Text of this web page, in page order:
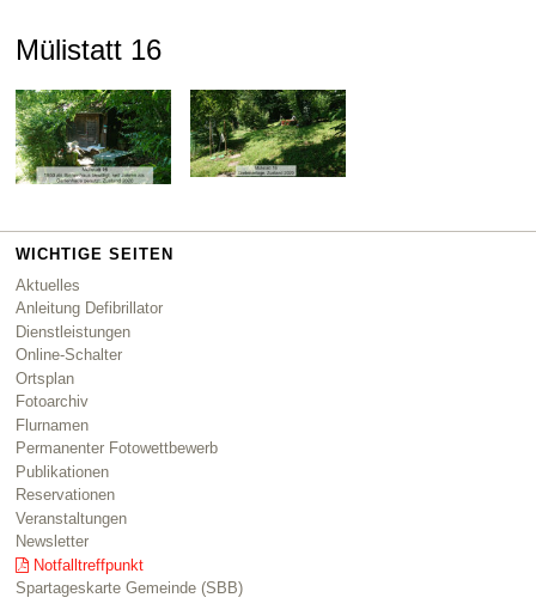
Mülistatt 16
WICHTIGE SEITEN
Aktuelles
Anleitung Defibrillator
Dienstleistungen
Online-Schalter
Ortsplan
Fotoarchiv
Flurnamen
Permanenter Fotowettbewerb
Publikationen
Reservationen
Veranstaltungen
Newsletter
Notfalltreffpunkt
Spartageskarte Gemeinde (SBB)